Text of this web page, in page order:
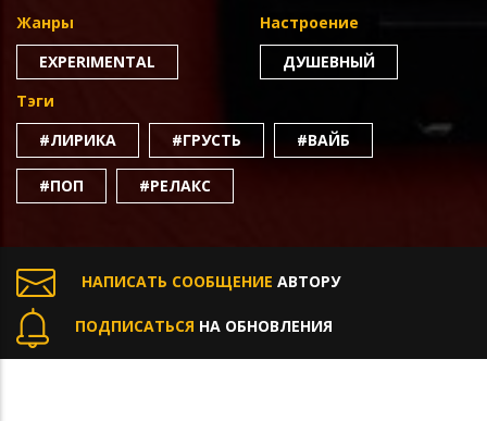
Жанры
EXPERIMENTAL
Настроение
ДУШЕВНЫЙ
Тэги
#ЛИРИКА
#ГРУСТЬ #ВАЙБ
#ПОП #РЕЛАКС
НАПИСАТЬ СООБЩЕНИЕ АВТОРУ
ПОДПИСАТЬСЯ НА ОБНОВЛЕНИЯ